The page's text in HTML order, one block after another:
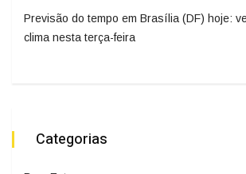
Previsão do tempo em Brasília (DF) hoje:
clima nesta terça-feira
Categorias